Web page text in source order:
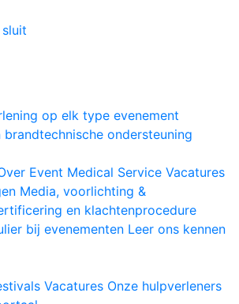
sluit
op elk type evenement
brandtechnische ondersteuning
Event Medical Service Vacatures
Media, voorlichting &
en klachtenprocedure
bij evenementen Leer ons kennen
Vacatures Onze hulpverleners